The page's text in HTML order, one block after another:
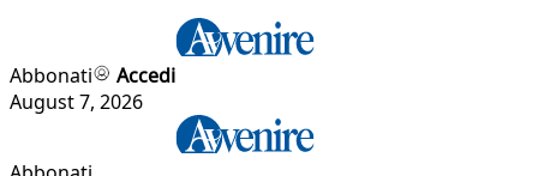
Abbonati
Accedi
August 7, 2026